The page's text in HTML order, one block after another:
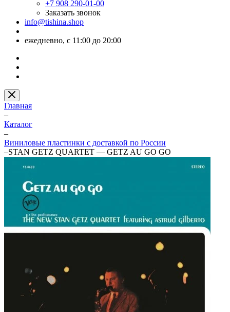
+7 908 290-01-00
Заказать звонок
info@tishina.shop
ежедневно, с 11:00 до 20:00
Главная
–
Каталог
–
Виниловые пластинки с доставкой по России
–STAN GETZ QUARTET — GETZ AU GO GO